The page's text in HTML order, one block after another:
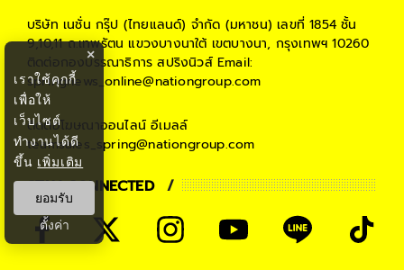
บริษัท เนชั่น กรุ๊ป (ไทยแลนด์) จำกัด (มหาชน) เลขที่ 1854 ชั้น
9,10,11 ถ.เทพรัตน แขวงบางนาใต้ เขตบางนา, กรุงเทพฯ 10260
ติดต่อกองบรรณาธิการ สปริงนิวส์Email:
springnews_online@nationgroup.com
ติดต่อโฆษณาออนไลน์ อีเมลล์
teamsales_spring@nationgroup.com
STAY CONNECTED
×
เราใช้คุกกี้
เพื่อให้
เว็บไซต์
ทำงานได้ดี
ขึ้น เพิ่มเติม
ยอมรับ
ตั้งค่า